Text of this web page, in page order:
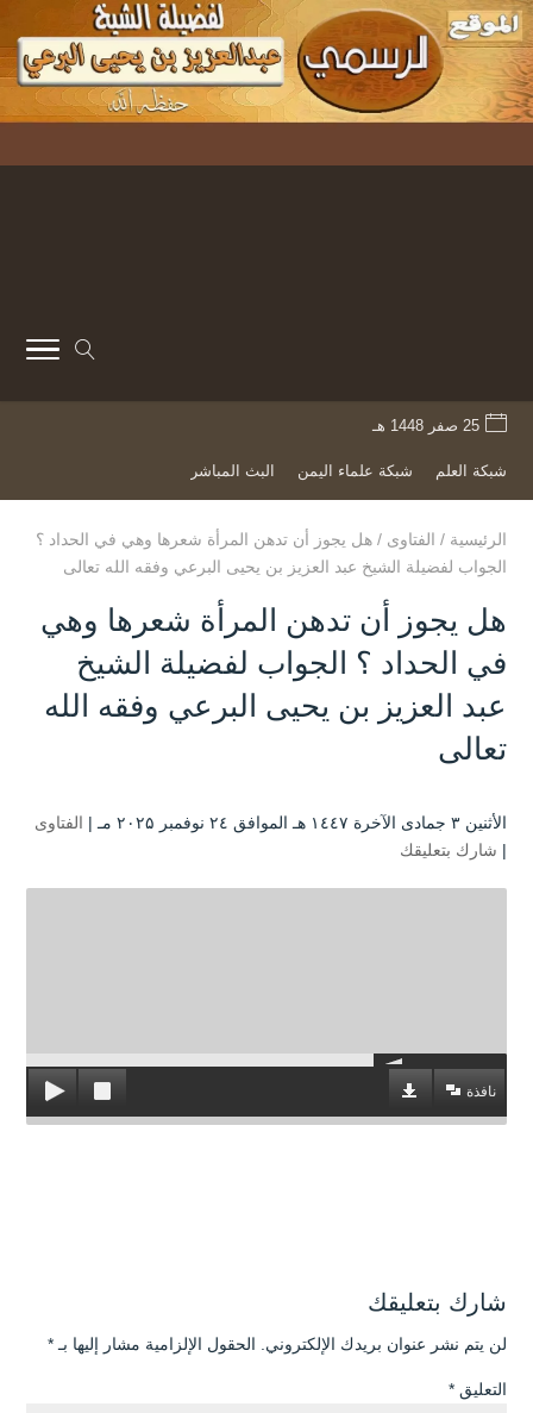
25 صفر 1448 هـ
شبكة العلم شبكة علماء اليمن البث المباشر
الرئيسية / الفتاوى / هل يجوز أن تدهن المرأة شعرها وهي في الحداد ؟
الجواب لفضيلة الشيخ عبد العزيز بن يحيى البرعي وفقه الله تعالى
هل يجوز أن تدهن المرأة شعرها وهي
في الحداد ؟ الجواب لفضيلة الشيخ
عبد العزيز بن يحيى البرعي وفقه الله
تعالى
الأثنين ۳ جمادى الآخرة ۱٤٤۷ هـ الموافق ۲٤ نوفمبر ۲۰۲۵ مـ |
الفتاوى
| شارك بتعليقك
نافذة
شارك بتعليقك
لن يتم نشر عنوان بريدك الإلكتروني. الحقول الإلزامية مشار إليها بـ *
التعليق *